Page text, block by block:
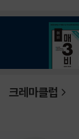
크레마클럽